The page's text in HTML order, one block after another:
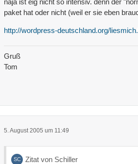
paket hat oder nicht (weil er sie eben
http://wordpress-deutschland.org/
Gruß
Tom
5. August 2005 um 11:49
Zitat von Schiller